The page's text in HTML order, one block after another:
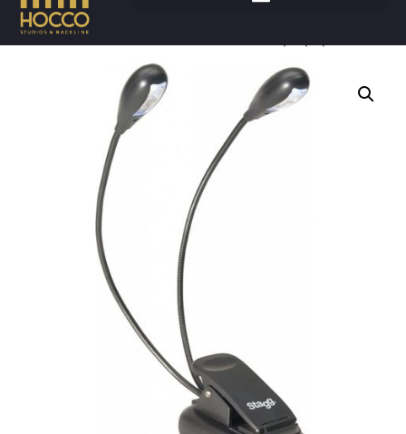
Accueil/Accessoires